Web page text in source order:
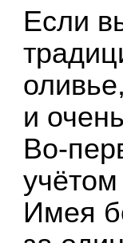
Если
и
Во-
Имея